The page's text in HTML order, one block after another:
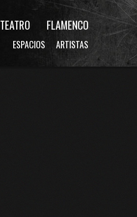
TEATRO FLAMENCO
ESPACIOS ARTISTAS